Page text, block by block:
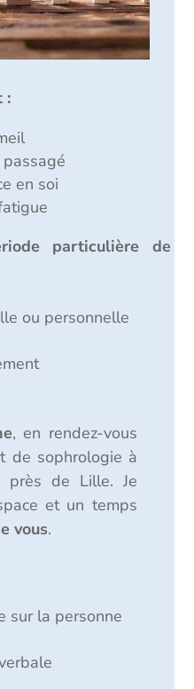
:
en soi
particulière de
ou personnelle
, en rendez-vous
de sophrologie à
près de Lille. Je
et un temps
vous.
sur la personne